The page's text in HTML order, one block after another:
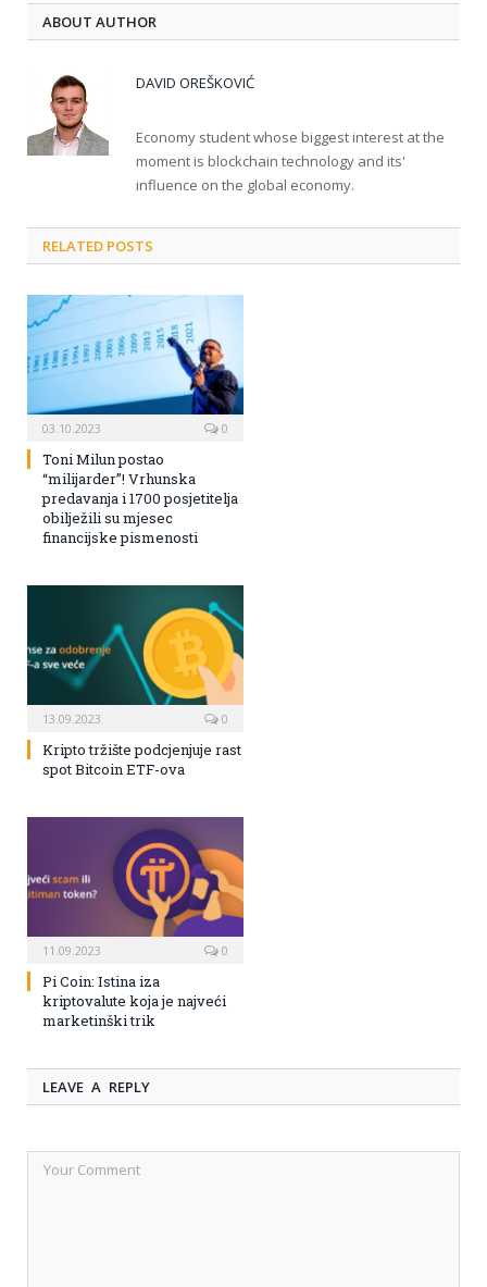
ABOUT AUTHOR
DAVID OREŠKOVIĆ
Economy student whose biggest interest at the
moment is blockchain technology and its'
influence on the global economy.
RELATED POSTS
03.10.2023 0
Toni Milun postao
“milijarder”! Vrhunska
predavanja i 1700 posjetitelja
obilježili su mjesec
financijske pismenosti
13.09.2023 0
Kripto tržište podcjenjuje rast
spot Bitcoin ETF-ova
11.09.2023 0
Pi Coin: Istina iza
kriptovalute koja je najveći
marketinški trik
LEAVE A REPLY